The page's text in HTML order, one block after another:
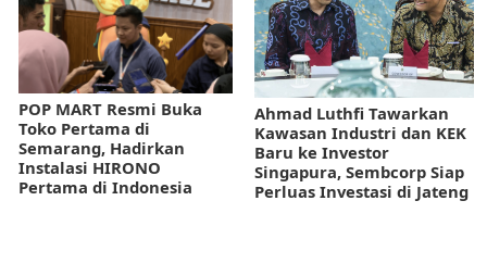
POP MART Resmi Buka
Toko Pertama di
Semarang, Hadirkan
Instalasi HIRONO
Pertama di Indonesia
Ahmad Luthfi Tawarkan
Kawasan Industri dan KEK
Baru ke Investor
Singapura, Sembcorp Siap
Perluas Investasi di Jateng